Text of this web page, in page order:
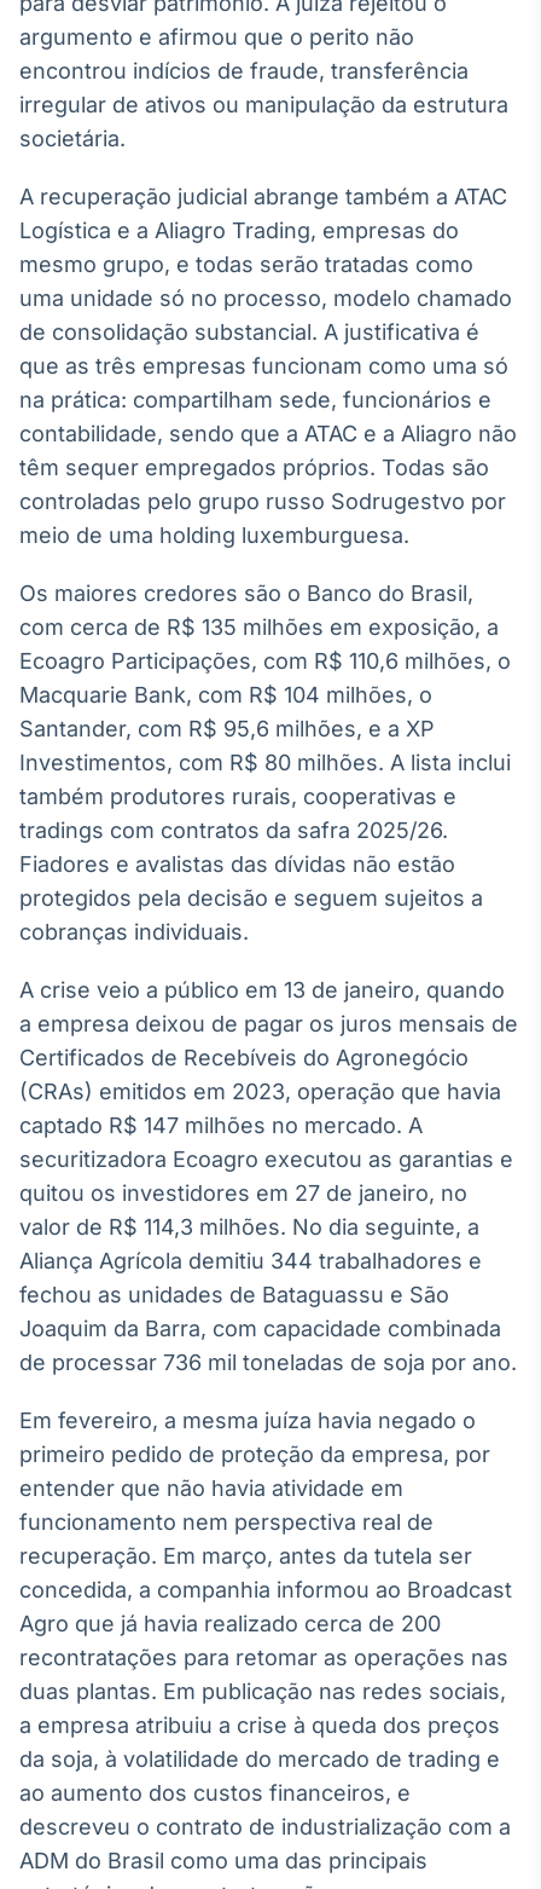
IA
Em breve
BroadFast
Em breve
Gestão de
Investimentos
de ativos
Em breve
Crédito
argumento e afirmou que o perito não
encontrou indícios de fraude, transferência
irregular de ativos ou manipulação da estrutura
societária.
A recuperação judicial abrange também a ATAC
Logística e a Aliagro Trading, empresas do
mesmo grupo, e todas serão tratadas como
uma unidade só no processo, modelo chamado
de consolidação substancial. A justificativa é
que as três empresas funcionam como uma só
na prática: compartilham sede, funcionários e
contabilidade, sendo que a ATAC e a Aliagro não
têm sequer empregados próprios. Todas são
controladas pelo grupo russo Sodrugestvo por
meio de uma holding luxemburguesa.
Os maiores credores são o Banco do Brasil,
com cerca de R$ 135 milhões em exposição, a
Ecoagro Participações, com R$ 110,6 milhões, o
Macquarie Bank, com R$ 104 milhões, o
Santander, com R$ 95,6 milhões, e a XP
Investimentos, com R$ 80 milhões. A lista inclui
também produtores rurais, cooperativas e
tradings com contratos da safra 2025/26.
Fiadores e avalistas das dívidas não estão
protegidos pela decisão e seguem sujeitos a
cobranças individuais.
A crise veio a público em 13 de janeiro, quando
a empresa deixou de pagar os juros mensais de
Certificados de Recebíveis do Agronegócio
(CRAs) emitidos em 2023, operação que havia
captado R$ 147 milhões no mercado. A
securitizadora Ecoagro executou as garantias e
quitou os investidores em 27 de janeiro, no
valor de R$ 114,3 milhões. No dia seguinte, a
Aliança Agrícola demitiu 344 trabalhadores e
fechou as unidades de Bataguassu e São
Joaquim da Barra, com capacidade combinada
de processar 736 mil toneladas de soja por ano.
Em fevereiro, a mesma juíza havia negado o
primeiro pedido de proteção da empresa, por
entender que não havia atividade em
funcionamento nem perspectiva real de
recuperação. Em março, antes da tutela ser
concedida, a companhia informou ao Broadcast
Agro que já havia realizado cerca de 200
recontratações para retomar as operações nas
duas plantas. Em publicação nas redes sociais,
a empresa atribuiu a crise à queda dos preços
da soja, à volatilidade do mercado de trading e
ao aumento dos custos financeiros, e
descreveu o contrato de industrialização com a
ADM do Brasil como uma das principais